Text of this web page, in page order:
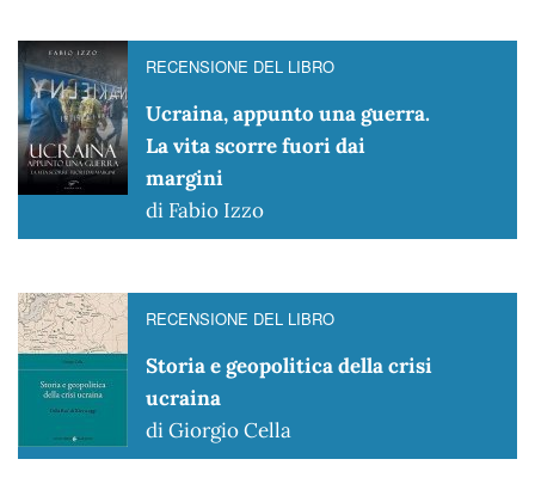
RECENSIONE DEL LIBRO
Ucraina, appunto una guerra.
La vita scorre fuori dai
margini
di Fabio Izzo
RECENSIONE DEL LIBRO
Storia e geopolitica della crisi
ucraina
di Giorgio Cella